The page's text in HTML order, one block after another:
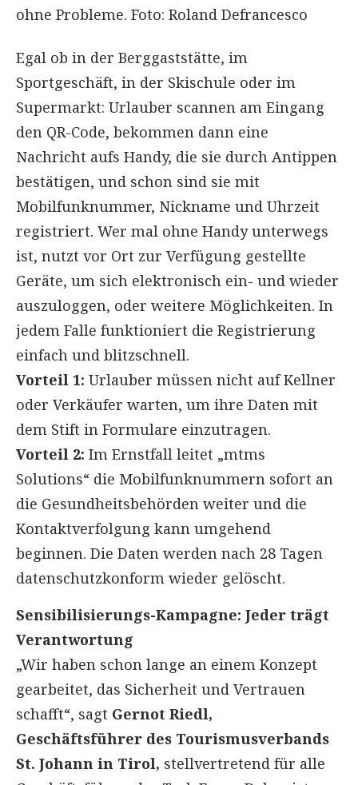
ohne Probleme. Foto: Roland Defrancesco
Egal ob in der Berggaststätte, im
Sportgeschäft, in der Skischule oder im
Supermarkt: Urlauber scannen am Eingang
den QR-Code, bekommen dann eine
Nachricht aufs Handy, die sie durch Antippen
bestätigen, und schon sind sie mit
Mobilfunknummer, Nickname und Uhrzeit
registriert. Wer mal ohne Handy unterwegs
ist, nutzt vor Ort zur Verfügung gestellte
Geräte, um sich elektronisch ein- und wieder
auszuloggen, oder weitere Möglichkeiten. In
jedem Falle funktioniert die Registrierung
einfach und blitzschnell.
Vorteil 1: Urlauber müssen nicht auf Kellner
oder Verkäufer warten, um ihre Daten mit
dem Stift in Formulare einzutragen.
Vorteil 2: Im Ernstfall leitet „mtms
Solutions“ die Mobilfunknummern sofort an
die Gesundheitsbehörden weiter und die
Kontaktverfolgung kann umgehend
beginnen. Die Daten werden nach 28 Tagen
datenschutzkonform wieder gelöscht.
Sensibilisierungs-Kampagne: Jeder trägt
Verantwortung
„Wir haben schon lange an einem Konzept
gearbeitet, das Sicherheit und Vertrauen
schafft“, sagt Gernot Riedl,
Geschäftsführer des Tourismusverbands
St. Johann in Tirol, stellvertretend für alle